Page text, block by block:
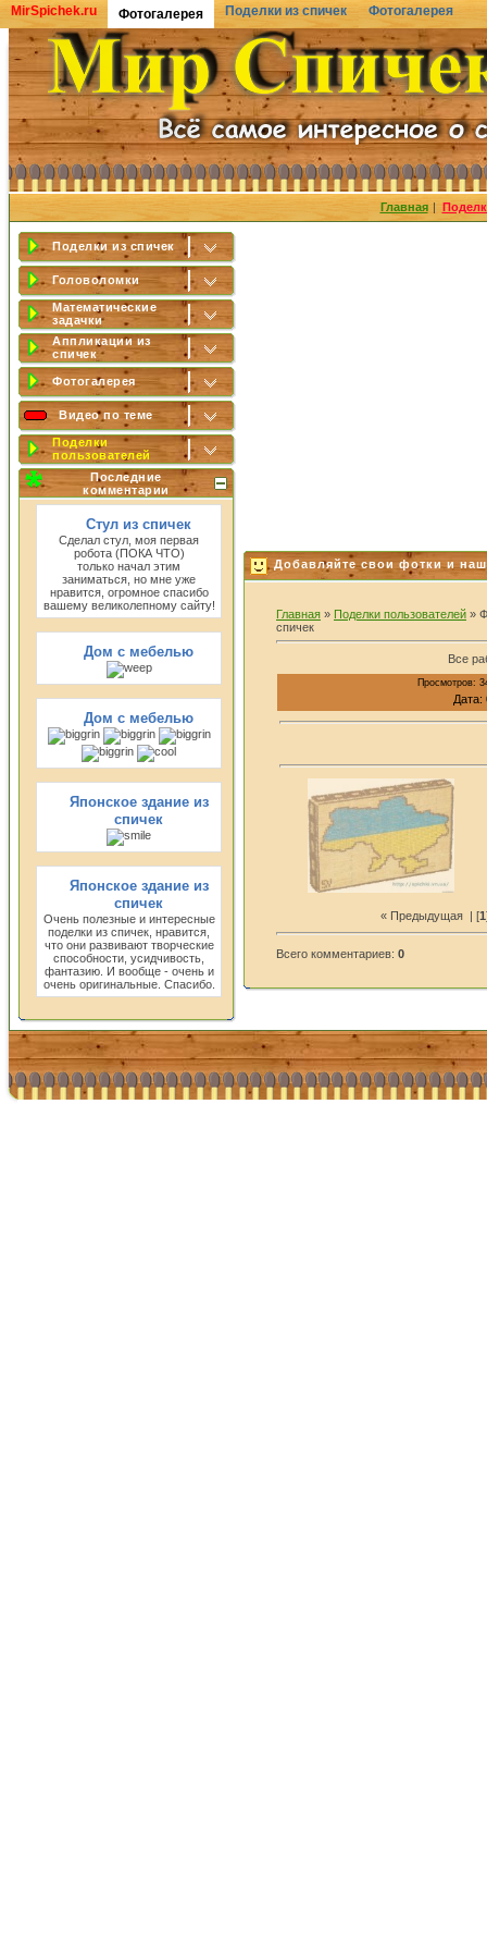
MirSpichek.ru Фотогалерея Поделки из спичек Фотогалерея
Главная |
Поделки из спичек
Головоломки
Математические
задачки
Аппликации из
спичек
Фотогалерея
Видео по теме
Поделки
пользователей
Последние
комментарии
Стул из спичек
Сделал стул, моя первая
робота (ПОКА ЧТО)
только начал этим
заниматься, но мне уже
нравится, огромное спасибо
вашему великолепному сайту!
Дом с мебелью
Дом с мебелью
Японское здание из
спичек
Японское здание из
спичек
Очень полезные и интересные
поделки из спичек, нравится,
что они развивают творческие
способности, усидчивость,
фантазию. И вообще - очень и
очень оригинальные. Спасибо.
Добавляйте свои фотки и
Главная » Поделки пользователей »
спичек
Все
Просмотров:
Дата:
« Предыдущая | [1
Всего комментариев: 0